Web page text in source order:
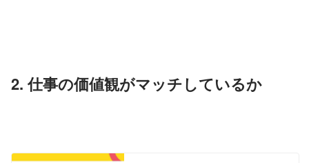
2. 仕事の価値観がマッチしているか